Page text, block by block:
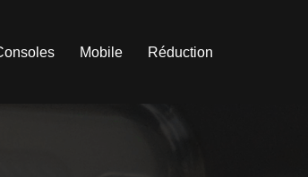
Mobile Réduction